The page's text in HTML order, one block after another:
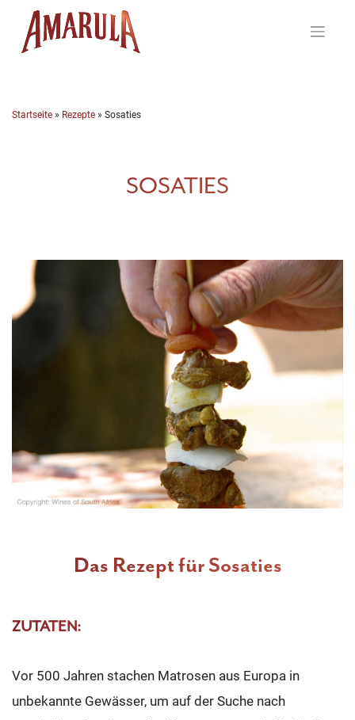
content
Startseite » Rezepte » Sosaties
SOSATIES
Das Rezept für Sosaties
ZUTATEN:
Vor 500 Jahren stachen Matrosen aus Europa in
unbekannte Gewässer, um auf der Suche nach